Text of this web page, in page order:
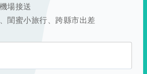
場接送
閨蜜小旅行、跨縣市出差